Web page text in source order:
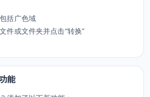
括广色域
件或文件夹并点击“转换”
能